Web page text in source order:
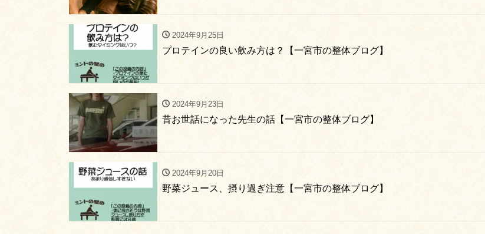
2024年9月25日
プロテインの良い飲み方は？【一宮市の整体ブログ】
2024年9月23日
昔お世話になった先生の話【一宮市の整体ブログ】
2024年9月20日
野菜ジュース、摂り過ぎ注意【一宮市の整体ブログ】